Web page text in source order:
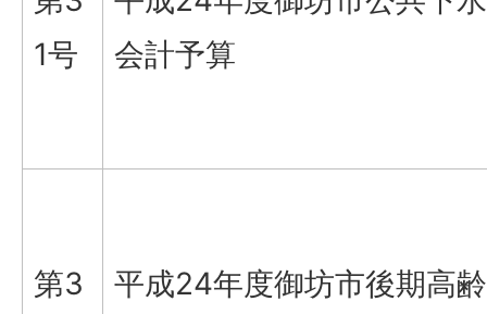
1号
会計予算
第3
平成24年度御坊市後期高